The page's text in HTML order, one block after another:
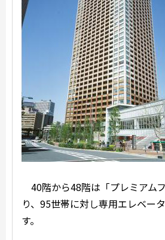
40階から48階は「プレミアム
り、95世帯に対し専用エレベー
す。